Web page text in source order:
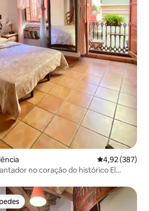
4,92 de uma
4,92 (387)
no coração do histórico El